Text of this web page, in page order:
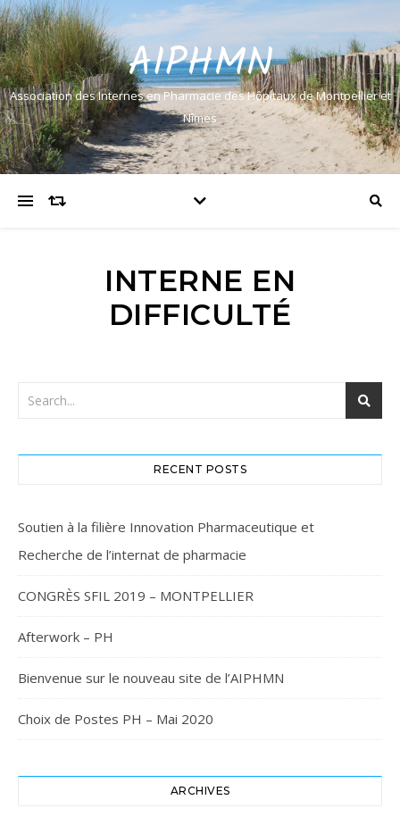
AIPHMN
Association des Internes en Pharmacie des Hôpitaux de Montpellier et
Nîmes
INTERNE EN
DIFFICULTÉ
RECENT POSTS
Soutien à la filière Innovation Pharmaceutique et
Recherche de l’internat de pharmacie
CONGRÈS SFIL 2019 – MONTPELLIER
Afterwork – PH
Bienvenue sur le nouveau site de l’AIPHMN
Choix de Postes PH – Mai 2020
ARCHIVES